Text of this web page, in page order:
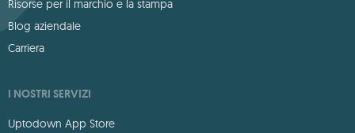
Risorse per il marchio e la stampa
Blog aziendale
Carriera
I NOSTRI SERVIZI
Uptodown App Store